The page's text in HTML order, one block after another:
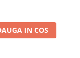
IN COS